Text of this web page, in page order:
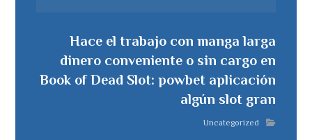
Hace el trabajo con manga larga
dinero conveniente o sin cargo en
Book of Dead Slot: powbet aplicación
algún slot gran
Uncategorized